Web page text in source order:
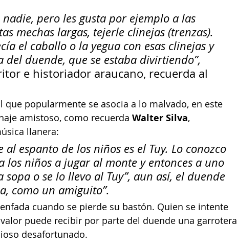
pero les gusta por ejemplo a las
mechas largas, tejerle clinejas (trenzas).
el caballo o la yegua con esas clinejas y
del duende, que se estaba divirtiendo”,
e historiador araucano, recuerda al
popularmente se asocia a lo malvado, en este
amistoso, como recuerda Walter Silva,
llanera:
al espanto de los niños es el Tuy. Lo conozco
los niños a jugar al monte y entonces a uno
sopa o se lo llevo al Tuy”, aun así, el duende
como un amiguito”.
cuando se pierde su bastón. Quien se intente
puede recibir por parte del duende una garrotera
desafortunado.